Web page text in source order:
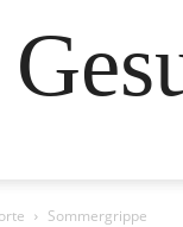
Sommergrippe